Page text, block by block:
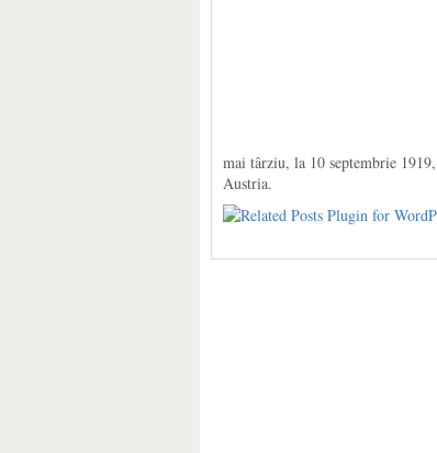
mai târziu, la 10 septembrie
Austria.